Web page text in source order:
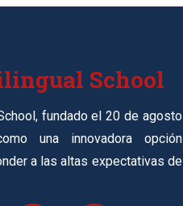
School
fundado el 20 de agosto
una innovadora opción
a las altas expectativas de